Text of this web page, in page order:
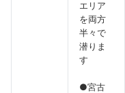
エリア
を両方
半々で
潜りま
す
●宮古